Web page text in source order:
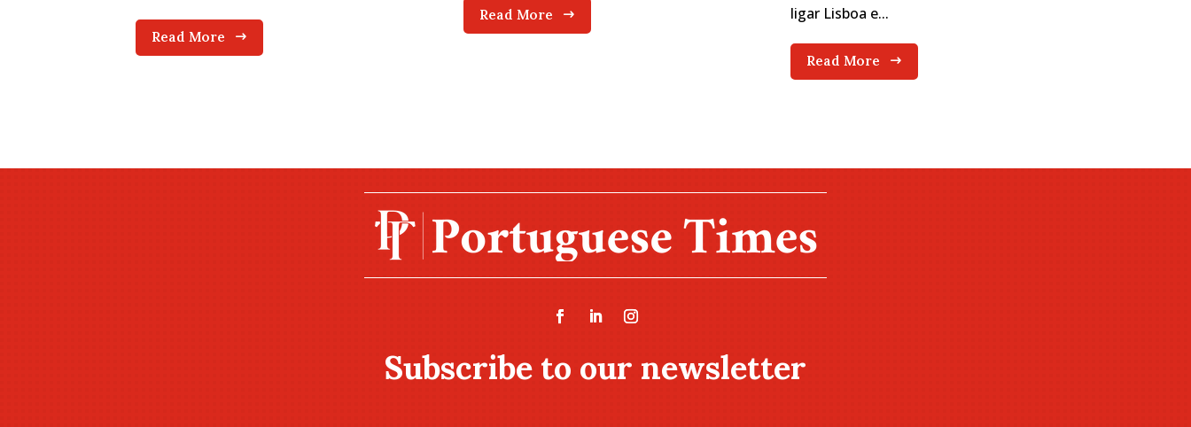
Read More
Read More
ligar Lisboa e...
Read More
Subscribe to our newsletter